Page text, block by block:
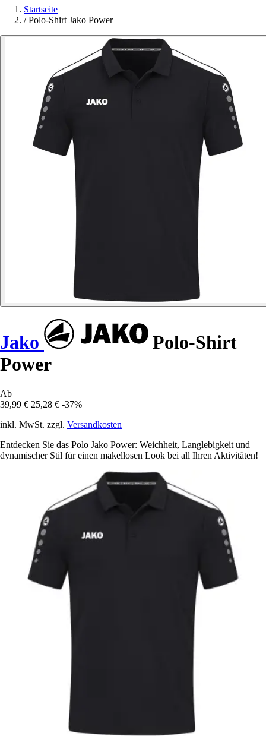
Startseite
/ Polo-Shirt Jako Power
Jako
Polo-Shirt
Power
Ab
39,99 € 25,28 € -37%
inkl. MwSt. zzgl. Versandkosten
Entdecken Sie das Polo Jako Power: Weichheit, Langlebigkeit und
dynamischer Stil für einen makellosen Look bei all Ihren Aktivitäten!